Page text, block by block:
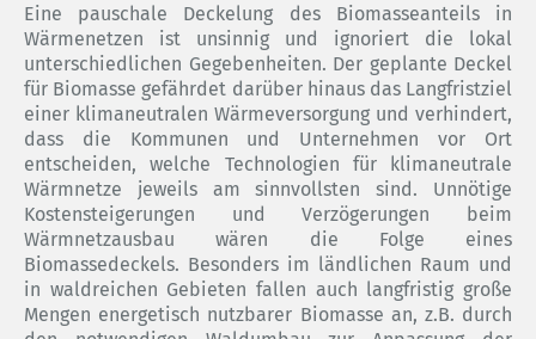
Eine pauschale Deckelung des Biomasseanteils in
Wärmenetzen ist unsinnig und ignoriert die lokal
unterschiedlichen Gegebenheiten. Der geplante Deckel
für Biomasse gefährdet darüber hinaus das Langfristziel
einer klimaneutralen Wärmeversorgung und verhindert,
dass die Kommunen und Unternehmen vor Ort
entscheiden, welche Technologien für klimaneutrale
Wärmnetze jeweils am sinnvollsten sind. Unnötige
Kostensteigerungen und Verzögerungen beim
Wärmnetzausbau wären die Folge eines
Biomassedeckels. Besonders im ländlichen Raum und
in waldreichen Gebieten fallen auch langfristig große
Mengen energetisch nutzbarer Biomasse an, z.B. durch